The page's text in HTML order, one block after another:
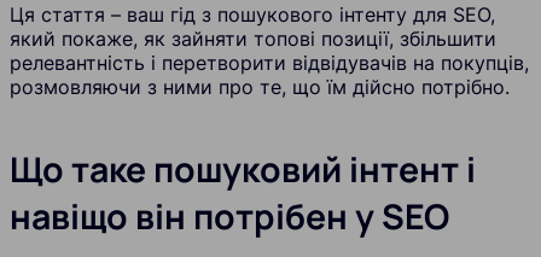
Ця стаття – ваш гід з пошукового інтенту для SEO,
який покаже, як зайняти топові позиції, збільшити
релевантність і перетворити відвідувачів на покупців,
розмовляючи з ними про те, що їм дійсно потрібно.
Що таке пошуковий інтент і
навіщо він потрібен у SEO